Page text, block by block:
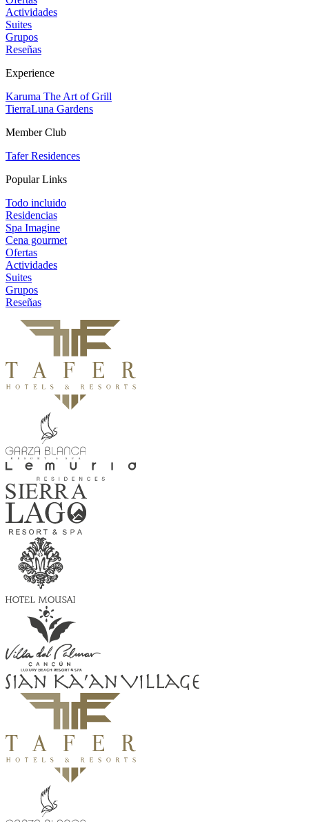
Actividades
Suites
Grupos
Reseñas
Experience
Karuma The Art of Grill
TierraLuna Gardens
Member Club
Tafer Residences
Popular Links
Todo incluido
Residencias
Spa Imagine
Cena gourmet
Ofertas
Actividades
Suites
Grupos
Reseñas